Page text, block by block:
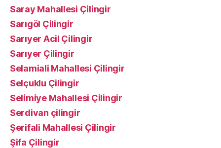
Saray Mahallesi Çilingir
Sarıgöl Çilingir
Sarıyer Acil Çilingir
Sarıyer Çilingir
Selamiali Mahallesi Çilingir
Selçuklu Çilingir
Selimiye Mahallesi Çilingir
Serdivan çilingir
Şerifali Mahallesi Çilingir
Şifa Çilingir